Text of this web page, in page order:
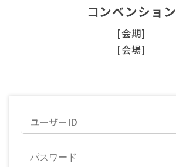
コンベンション
[会期]
[会場]